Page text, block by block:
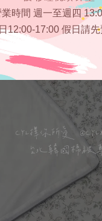
時間 週一至週四
12:00-17:00 假日請先